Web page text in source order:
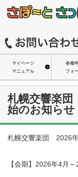
マイページ
マニュアル
各種
フォ
札幌交響楽
始のお知らせ
札幌交響楽団 2026
【会期】 2026年4月～